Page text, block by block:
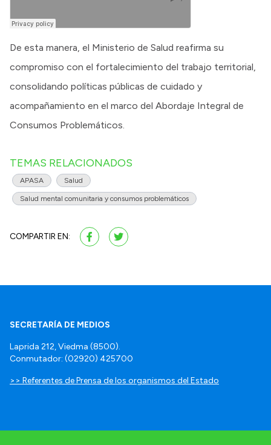
De esta manera, el Ministerio de Salud reafirma su
compromiso con el fortalecimiento del trabajo territorial,
consolidando políticas públicas de cuidado y
acompañamiento en el marco del Abordaje Integral de
Consumos Problemáticos.
TEMAS RELACIONADOS
APASA Salud
Salud mental comunitaria y consumos problemáticos
COMPARTIR EN:
SECRETARÍA DE MEDIOS
Laprida 212, Viedma (8500).
Conmutador: (02920) 425700
>> Referentes de Prensa de los organismos del Estado